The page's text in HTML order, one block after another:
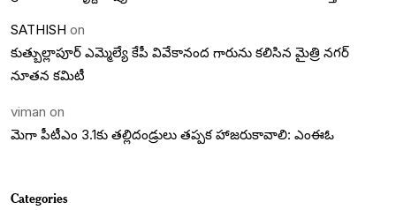
SATHISH on
కుత్బుల్లాపూర్ ఎమ్మెల్యే కేపీ వివేకానంద గారును కలిసిన మైత్రి నగర్
నూతన కమిటీ
viman on
మెగా పీటీఎం 3.1కు తల్లిదండ్రులు తప్పక హాజరుకావాలి: ఎంఈఓ
Categories